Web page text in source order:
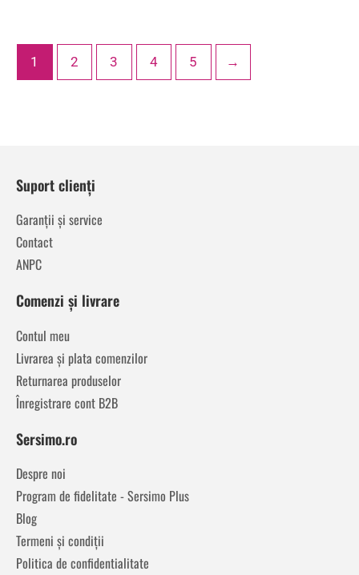
1 2 3 4 5 →
Suport clienți
Garanții și service
Contact
ANPC
Comenzi și livrare
Contul meu
Livrarea și plata comenzilor
Returnarea produselor
Înregistrare cont B2B
Sersimo.ro
Despre noi
Program de fidelitate - Sersimo Plus
Blog
Termeni și condiții
Politica de confidentialitate